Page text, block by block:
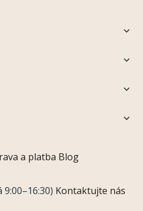
a platba Blog
9:00–16:30) Kontaktujte nás